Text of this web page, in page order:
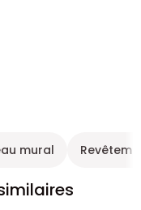
mural